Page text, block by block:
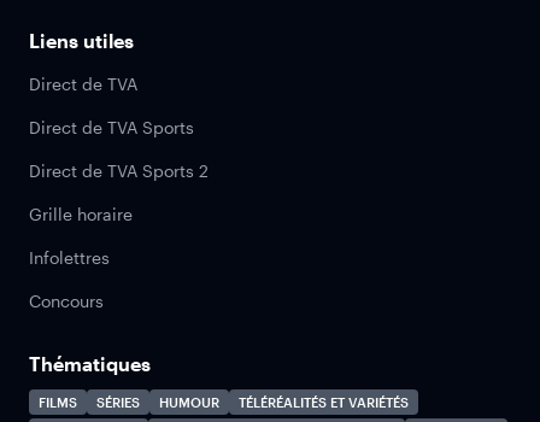
Liens utiles
Direct de TVA
Direct de TVA Sports
Direct de TVA Sports 2
Grille horaire
Infolettres
Concours
Thématiques
FILMS SÉRIES HUMOUR
TÉLÉRÉALITÉS ET VARIÉTÉS